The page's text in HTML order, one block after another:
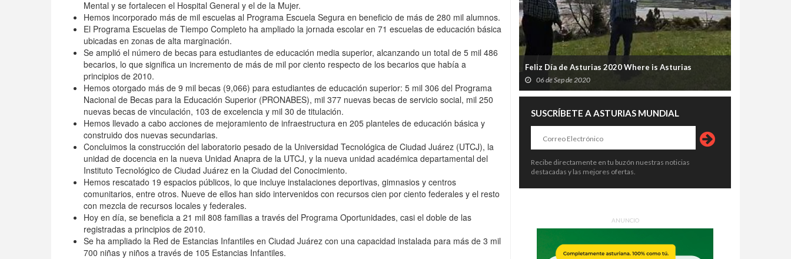
Mental y se fortalecen el Hospital General y el de la Mujer.
Hemos incorporado más de mil escuelas al Programa Escuela Segura en beneficio de más de 280 mil alumnos.
El Programa Escuelas de Tiempo Completo ha ampliado la jornada escolar en 71 escuelas de educación básica
ubicadas en zonas de alta marginación.
Se amplió el número de becas para estudiantes de educación media superior, alcanzando un total de 5 mil 486
becarios, lo que significa un incremento de más de mil por ciento respecto de los becarios que había a
principios de 2010.
Hemos otorgado más de 9 mil becas (9,066) para estudiantes de educación superior: 5 mil 306 del Programa
Nacional de Becas para la Educación Superior (PRONABES), mil 377 nuevas becas de servicio social, mil 250
nuevas becas de vinculación, 103 de excelencia y mil 30 de titulación.
Hemos llevado a cabo acciones de mejoramiento de infraestructura en 205 planteles de educación básica y
construido dos nuevas secundarias.
Concluimos la construcción del laboratorio pesado de la Universidad Tecnológica de Ciudad Juárez (UTCJ), la
unidad de docencia en la nueva Unidad Anapra de la UTCJ, y la nueva unidad académica departamental del
Instituto Tecnológico de Ciudad Juárez en la Ciudad del Conocimiento.
Hemos rescatado 19 espacios públicos, lo que incluye instalaciones deportivas, gimnasios y centros
comunitarios, entre otros. Nueve de ellos han sido intervenidos con recursos cien por ciento federales y el resto
con mezcla de recursos locales y federales.
Hoy en día, se beneficia a 21 mil 808 familias a través del Programa Oportunidades, casi el doble de las
registradas a principios de 2010.
Se ha ampliado la Red de Estancias Infantiles en Ciudad Juárez con una capacidad instalada para más de 3 mil
700 niñas y niños a través de 105 Estancias Infantiles.
Feliz Día de Asturias 2020 Where is Asturias
06 de Sep de 2020
SUSCRÍBETE A ASTURIAS MUNDIAL
Recibe directamente en tu buzón nuestras noticias
destacadas y las mejores ofertas.
ANUNCIO